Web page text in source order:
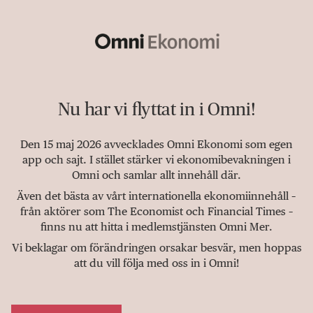
Nu har vi flyttat in i Omni!
Den 15 maj 2026 avvecklades Omni Ekonomi som egen
app och sajt. I stället stärker vi ekonomibevakningen i
Omni och samlar allt innehåll där.
Även det bästa av vårt internationella ekonomiinnehåll –
från aktörer som The Economist och Financial Times –
finns nu att hitta i medlemstjänsten Omni Mer.
Vi beklagar om förändringen orsakar besvär, men hoppas
att du vill följa med oss in i Omni!